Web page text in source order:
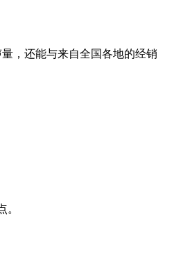
，还能与来自全国各地的经销